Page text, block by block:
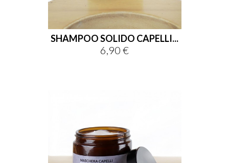
SHAMPOO SOLIDO CAPELLI...
Prezzo
6,90 €